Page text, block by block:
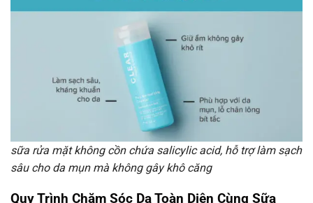
sữa rửa mặt không cồn chứa salicylic acid, hỗ trợ làm sạch
sâu cho da mụn mà không gây khô căng
Quy Trình Chăm Sóc Da Toàn Diện Cùng Sữa